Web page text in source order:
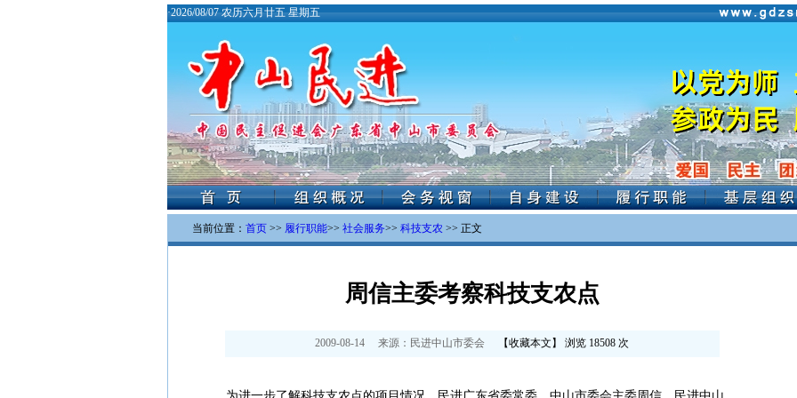
·2026/08/07 农历六月廿五 星期五
当前位置： 首页 >> 履行职能>> 社会服务>> 科技支农 >> 正文
周信主委考察科技支农点
2009-08-14 来源： 民进中山市委会 【收藏本文 】 浏览 18508 次